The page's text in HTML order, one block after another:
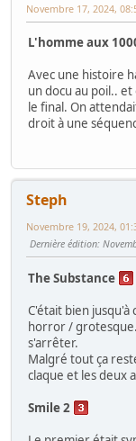
Novembre 17, 2024,
L'homme aux
Avec une histoire
un docu au poil..
le final. On
droit à une
Steph
Novembre 19, 2024,
Dernière édition:
The Substance
C'était bien
horror / grotesque.
s'arrêter.
Malgré tout ça
claque et les deux
Smile 2